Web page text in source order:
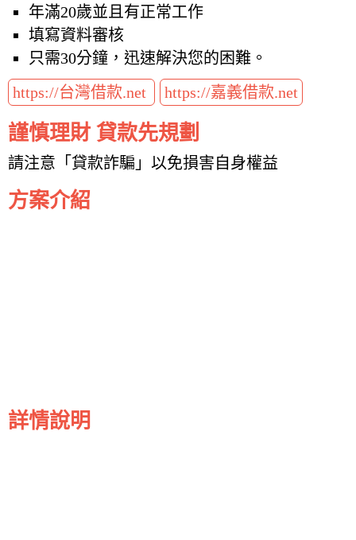
年滿20歲並且有正常工作
填寫資料審核
只需30分鐘，迅速解決您的困難。
https://台灣借款.net
https://嘉義借款.net
謹慎理財 貸款先規劃
請注意「貸款詐騙」以免損害自身權益
方案介紹
詳情說明